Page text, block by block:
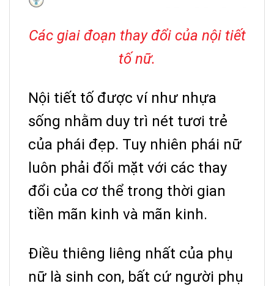
Các giai đoạn thay đổi của nội tiết
tố nữ.
Nội tiết tố được ví như nhựa
sống nhằm duy trì nét tươi trẻ
của phái đẹp. Tuy nhiên phái nữ
luôn phải đối mặt với các thay
đổi của cơ thể trong thời gian
tiền mãn kinh và mãn kinh.
Điều thiêng liêng nhất của phụ
nữ là sinh con, bất cứ người phụ